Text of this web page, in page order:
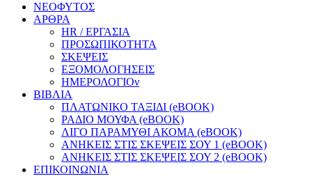
ΝΕΟΦΥΤΟΣ
ΑΡΘΡΑ
HR / ΕΡΓΑΣΙΑ
ΠΡΟΣΩΠΙΚΟΤΗΤΑ
ΣΚΕΨΕΙΣ
ΕΞΟΜΟΛΟΓΗΣΕΙΣ
ΗΜΕΡΟΛΟΓΙΟν
ΒΙΒΛΙΑ
ΠΛΑΤΩΝΙΚΟ ΤΑΞΙΔΙ (eBOOK)
ΡΑΔΙΟ ΜΟΥΦΑ (eBOOK)
ΛΙΓΟ ΠΑΡΑΜΥΘΙ ΑΚΟΜΑ (eBOOK)
ΑΝΗΚΕΙΣ ΣΤΙΣ ΣΚΕΨΕΙΣ ΣΟΥ 1 (eBOOK)
ΑΝΗΚΕΙΣ ΣΤΙΣ ΣΚΕΨΕΙΣ ΣΟΥ 2 (eBOOK)
ΕΠΙΚΟΙΝΩΝΙΑ